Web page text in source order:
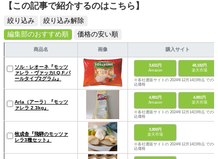
【この記事で紹介するのはこちら】
絞り込み
絞り込み解除
編集部のおすすめ順
価格の安い順
商品名 画像 購入サイト
ソル・レオーネ『モッツ
ァレラ・ヴァッカI.Q.F.パ
ールタイプ2グラム』
3,631円
Amazon
48,182円
楽天市場
※各社通販サイトの 2024年12月14日時点 での税
込価格
Arla（アーラ）『モッツ
ァレラ 2.3kg』
4,881円
Amazon
4,881円
楽天市場
※各社通販サイトの 2024年12月14日時点 での税
込価格
牧成舎『飛騨のモッツァ
レラ3種セット』
3,800円
楽天市場
※各社通販サイトの 2024年12月14日時点 での税
込価格